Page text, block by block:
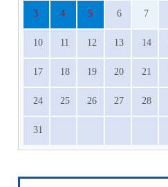
3 4 5 6 7
10 11 12 13 14
17 18 19 20 21
24 25 26 27 28
31